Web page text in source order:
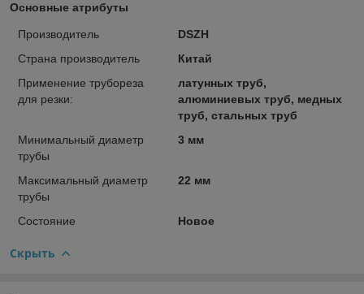
Основные атрибуты
Производитель
DSZH
Страна производитель
Китай
Применение трубореза
для резки:
латунных труб,
алюминиевых труб, медных
труб, стальных труб
Минимальный диаметр
трубы
3 мм
Максимальный диаметр
трубы
22 мм
Состояние Новое
Скрыть